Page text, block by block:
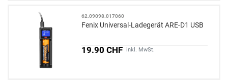
62.09098.017060
Fenix Universal-Ladegerät ARE-D1 USB
19.90 CHF inkl. MwSt.